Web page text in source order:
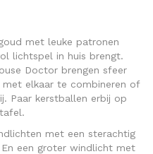
met leuke patronen
lichtspel in huis brengt.
Doctor brengen sfeer
elkaar te combineren of
Paar kerstballen erbij op
met een sterachtig
een groter windlicht met